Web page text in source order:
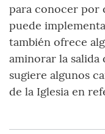
para conocer por
puede
también ofrece
aminorar la salida
sugiere algunos
de la Iglesia en